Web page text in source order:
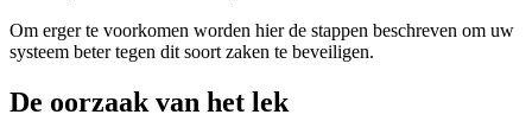
Om erger te voorkomen worden hier de stappen beschreven om uw
systeem beter tegen dit soort zaken te beveiligen.
De oorzaak van het lek